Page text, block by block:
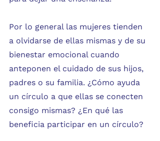
Por lo general las mujeres tienden
a olvidarse de ellas mismas y de su
bienestar emocional cuando
anteponen el cuidado de sus hijos,
padres o su familia. ¿Cómo ayuda
un círculo a que ellas se conecten
consigo mismas? ¿En qué las
beneficia participar en un círculo?